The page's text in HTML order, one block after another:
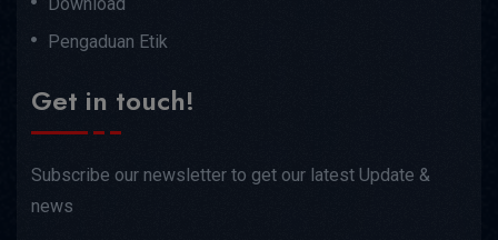
Pengaduan Etik
Get in touch!
Subscribe our newsletter to get our latest Update &
news